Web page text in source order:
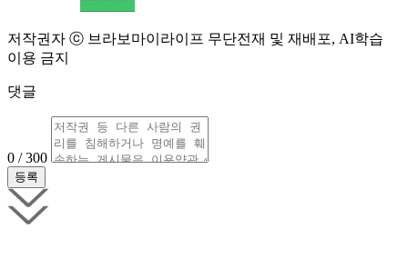
저작권자 ⓒ 브라보마이라이프 무단전재 및 재배포, AI학습
이용 금지
댓글
0 / 300